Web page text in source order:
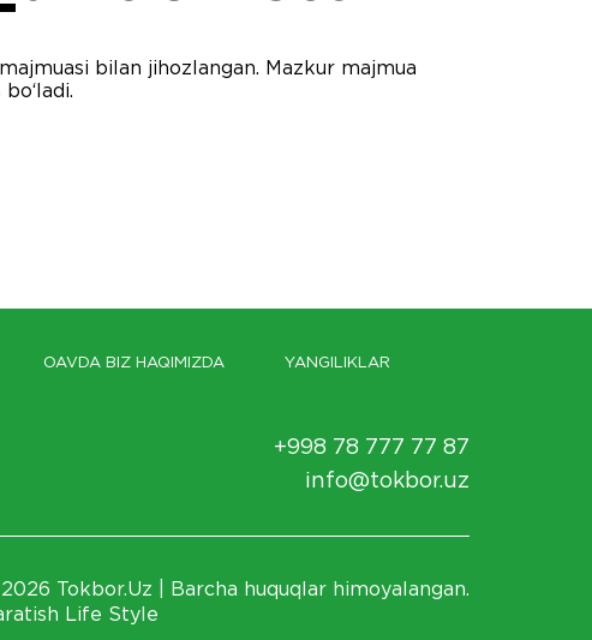
bilan jihozlangan. Mazkur majmua
OAVDA BIZ HAQIMIZDA YANGILIKLAR
+998 78 777 77 87
info@tokbor.uz
Tokbor.Uz | Barcha huquqlar himoyalangan.
Life Style